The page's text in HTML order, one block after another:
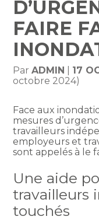
FAIRE
ParADMIN 17
octobre 2024)
Face aux
mesures
travailleurs
employeurs et
sont appelés à le
Une aide
travailleurs
touchés